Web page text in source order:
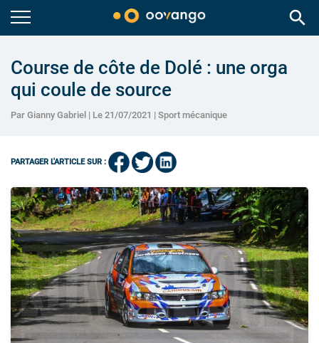
search
Course de côte de Dolé : une orga
qui coule de source
Par Gianny Gabriel | Le 21/07/2021 | Sport mécanique
PARTAGER L'ARTICLE SUR :